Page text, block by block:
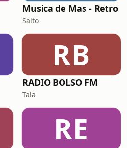
Musica de Mas - Retro
Salto
RB
RADIO BOLSO FM
Tala
RE